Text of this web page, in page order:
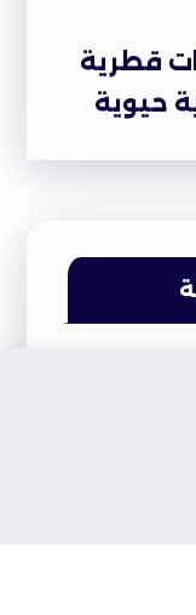
قطرية
حيوية